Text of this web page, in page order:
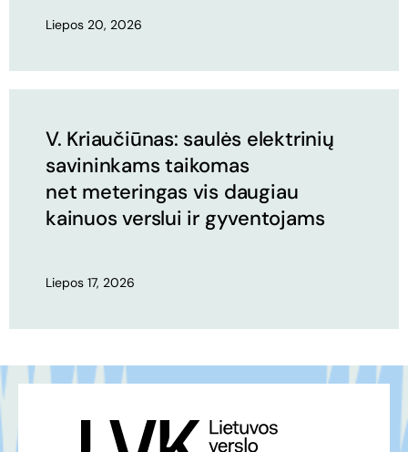
Liepos 20, 2026
V. Kriaučiūnas: saulės elektrinių
savininkams taikomas
net meteringas vis daugiau
kainuos verslui ir gyventojams
Liepos 17, 2026